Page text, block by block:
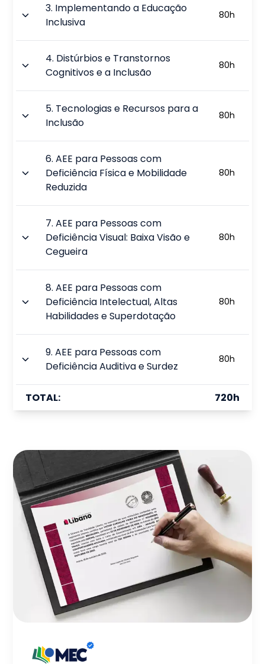
3. Implementando a Educação
Inclusiva
80h
4. Distúrbios e Transtornos
Cognitivos e a Inclusão
80h
5. Tecnologias e Recursos para a
Inclusão
80h
6.AEE para Pessoas com
Deficiência Física e Mobilidade
Reduzida
80h
7.AEE para Pessoas com
Deficiência Visual: Baixa Visão e
Cegueira
80h
8.AEE para Pessoas com
Deficiência Intelectual, Altas
Habilidades e Superdotação
80h
9.AEE para Pessoas com
Deficiência Auditiva e Surdez
80h
TOTAL: 720h